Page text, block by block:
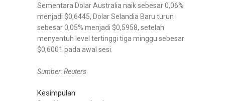
Sementara Dolar Australia naik sebesar 0,06%
menjadi $0,6445, Dolar Selandia Baru turun
sebesar 0,05% menjadi $0,5958, setelah
menyentuh level tertinggi tiga minggu sebesar
$0,6001 pada awal sesi.
Sumber: Reuters
Kesimpulan